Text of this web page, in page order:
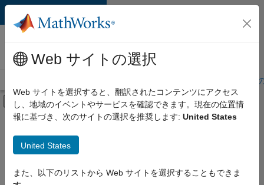
コンテンツへスキップ
MathWorks 採用
情報
学生・キャリア初期
オフキャンバス ナビゲーション メ
メインコンテンツ
絞り込み条件
カスタマー サポート
教育機関向けセールス
インサイド セールス
Web サイトの選択
Web サイトを選択すると、翻訳されたコンテンツにアクセス
し、地域のイベントやサービスを確認できます。現在の位置情
報に基づき、次のサイトの選択を推奨します: United States
United States
また、以下のリストから Web サイトを選択することもできま